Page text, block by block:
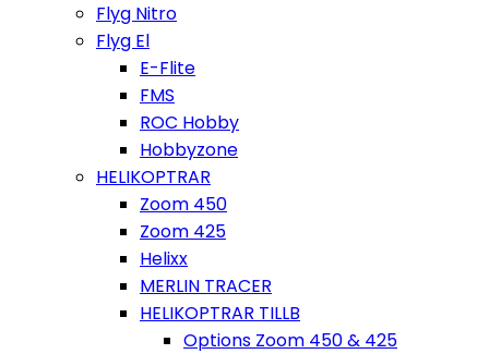
Flyg Nitro
Flyg El
E-Flite
FMS
ROC Hobby
Hobbyzone
HELIKOPTRAR
Zoom 450
Zoom 425
Helixx
MERLIN TRACER
HELIKOPTRAR TILLB
Options Zoom 450 & 425